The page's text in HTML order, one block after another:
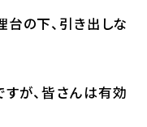
台の下、引き出しな
が、皆さんは有効